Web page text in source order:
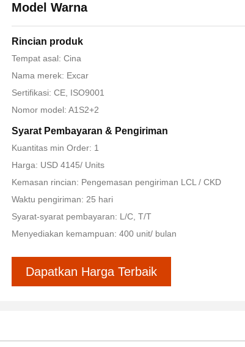
Model Warna
Rincian produk
Tempat asal: Cina
Nama merek: Excar
Sertifikasi: CE, ISO9001
Nomor model: A1S2+2
Syarat Pembayaran & Pengiriman
Kuantitas min Order: 1
Harga: USD 4145/ Units
Kemasan rincian: Pengemasan pengiriman LCL / CKD
Waktu pengiriman: 25 hari
Syarat-syarat pembayaran: L/C, T/T
Menyediakan kemampuan: 400 unit/ bulan
Dapatkan Harga Terbaik